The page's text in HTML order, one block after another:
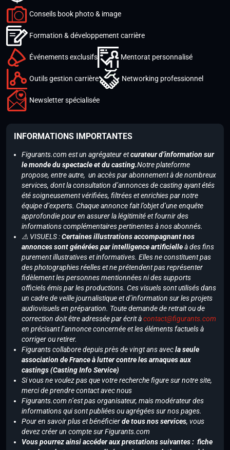
Conseils book photo & image
Formation & développement carrière
Événements exclusifs Mentorat personnalisé
Outils gestion carrière Networking professionnel
Newsletter spécialisée
INFORMATIONS IMPORTANTES
Figurants.com est un agrégateur etcurateur d’information sur
le monde du spectacle et du casting.Notre plateforme
propose, entre autre, un accès par abonnement à de nombreux
services, dont la consultation d’annonces de casting ayant étés
été soigneusement vérifiées, filtrées et enrichies par notre
équipe d’experts. Chaque annonce fait l’objet d’une enquête
approfondie pour en assurer la légitimité et fournir des
informations complémentaires pertinentes à nos abonnés.
⚠️ VISUELS :Certaines illustrations accompagnant nos
annonces sont générées par intelligence artificielleà des fins
purement illustratives et informatives. Elles ne constituent pas
des photographies réelles et ne prétendent pas représenter
fidèlement les personnes mentionnées ni des supports
officiels émis par les productions. Ces visuels sont utilisés dans
un cadre de veille journalistique et d’information sur les projets
audiovisuels en préparation. Toute demande de retrait ou de
correction doit être adressée par écrit àcontact@figurants.com
en précisant l’annonce concernée et les éléments factuels à
corriger ou retirer.
Figurants collabore depuis près de vingt ans avecla seule
association de France à lutter contre les arnaques aux
castings (Casting Info Service)
Si vous ne voulez pas que votre recherche figure sur notre site,
merci de prendre contact avec nous
Figurants.com n’est pas organisateur, mais modérateur des
informations qui sont publiées ou agrégées sur nos pages.
Pour en savoir plus et bénéficierde tous nos services, vous
devez créer un compte sur Figurants.com
Vous pourrez ainsi accéder aux prestations suivantes : fiche